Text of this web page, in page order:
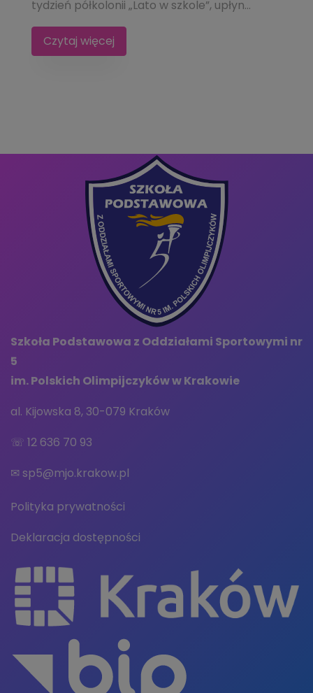
tydzień półkolonii „Lato w szkole”, upłyn...
Czytaj więcej
Szkoła Podstawowa z Oddziałami Sportowymi nr
5
im. Polskich Olimpijczyków w Krakowie
al. Kijowska 8, 30-079 Kraków
☏ 12 636 70 93
✉ sp5@mjo.krakow.pl
Polityka prywatności
Deklaracja dostępności